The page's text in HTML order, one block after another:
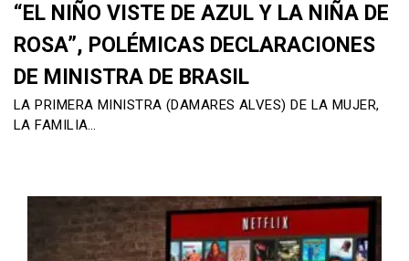
“EL NIÑO VISTE DE AZUL Y LA NIÑA DE
ROSA”, POLÉMICAS DECLARACIONES
DE MINISTRA DE BRASIL
LA PRIMERA MINISTRA (DAMARES ALVES) DE LA MUJER,
LA FAMILIA…